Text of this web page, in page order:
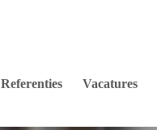
Referenties Vacatures